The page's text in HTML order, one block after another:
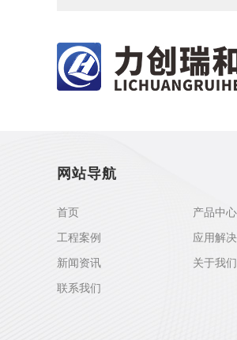
网站导航
首页 产品中心
工程案例 应用解
新闻资讯 关于我们
联系我们